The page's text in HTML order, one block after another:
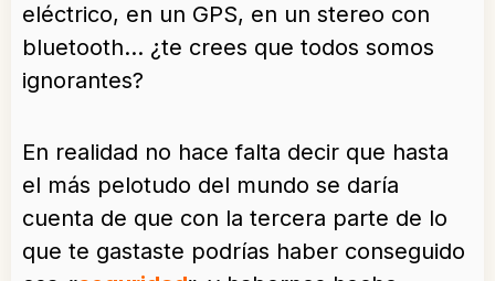
eléctrico, en un GPS, en un stereo con
bluetooth… ¿te crees que todos somos
ignorantes?
En realidad no hace falta decir que hasta
el más pelotudo del mundo se daría
cuenta de que con la tercera parte de lo
que te gastaste podrías haber conseguido